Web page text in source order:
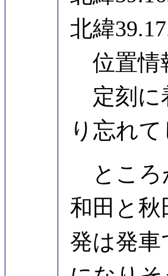
北緯
位置情
定刻に
り忘れて
ところ
和田と秋
発は発